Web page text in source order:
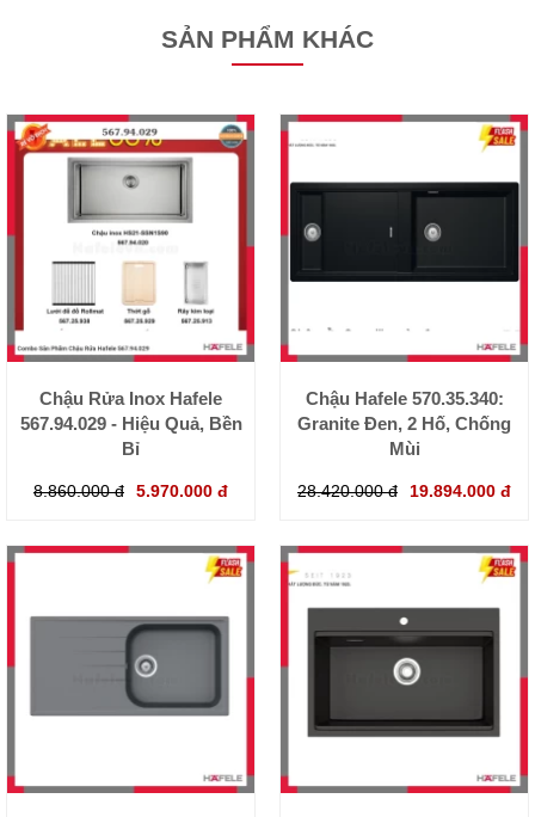
SẢN PHẨM KHÁC
Chậu Rửa Inox Hafele
567.94.029 - Hiệu Quả, Bền
Bỉ
8.860.000 đ 5.970.000 đ
Chậu Hafele 570.35.340:
Granite Đen, 2 Hố, Chống
Mùi
28.420.000 đ 19.894.000 đ